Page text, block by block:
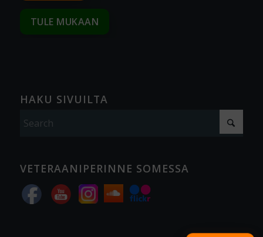
TULE MUKAAN
HAKU SIVUILTA
VETERAANIPERINNE SOMESSA